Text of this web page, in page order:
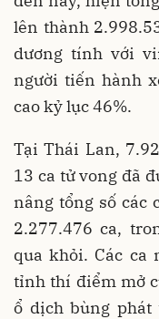
lên thành
dương tính với
người tiến hành
cao kỷ lục 46%.
Tại Thái Lan,
13 ca tử vong đã
nâng tổng số các
2.277.476 ca,
qua khỏi. Các ca
tỉnh thí điểm mở
ổ dịch bùng